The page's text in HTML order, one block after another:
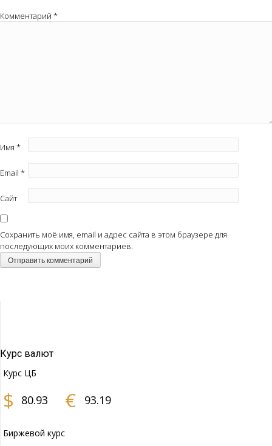
Комментарий *
Имя *
Email *
Сайт
Сохранить моё имя, email и адрес сайта в этом браузере для
последующих моих комментариев.
Курс валют
Курс ЦБ
$ 80.93 € 93.19
Биржевой курс